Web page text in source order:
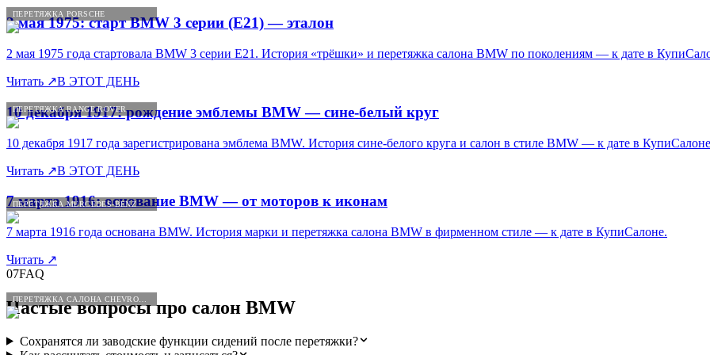
ПЕРЕТЯЖКА PORSCHE
ПЕРЕТЯЖКА RANGE ROVER
ПЕРЕТЯЖКА MERCEDES-BENZ
2 мая 1975: старт BMW 3 серии (E21) — эталон
2 мая 1975 года стартовала BMW 3 серии E21. История «трёшки» и перетяжка салона BMW по поколениям — к дате в
Читать ↗В ЭТОТ ДЕНЬ
10 декабря 1917: рождение эмблемы BMW — сине-белый круг
10 декабря 1917 года зарегистрирована эмблема BMW. История сине-белого круга и салон в стиле BMW — к дате в
Читать ↗В ЭТОТ ДЕНЬ
7 марта 1916: основание BMW — от моторов к иконам
7 марта 1916 года основана BMW. История марки и перетяжка салона BMW в фирменном стиле — к дате в КупиСалоне.
Читать ↗
07FAQ
Частые вопросы про салон BMW
Сохранятся ли заводские функции сидений после перетяжки?